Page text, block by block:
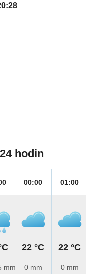
hodin
mm
00:00
22 °C
0 mm
01:00
22 °C
0 mm